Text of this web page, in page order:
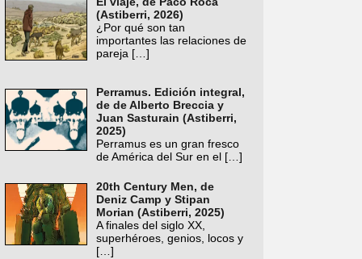
(Astiberri, 2026)
¿Por qué son tan
importantes las relaciones de
pareja […]
Perramus. Edición integral,
de de Alberto Breccia y
Juan Sasturain (Astiberri,
2025)
Perramus es un gran fresco
de América del Sur en el […]
20th Century Men, de
Deniz Camp y Stipan
Morian (Astiberri, 2025)
A finales del siglo XX,
superhéroes, genios, locos y
[…]